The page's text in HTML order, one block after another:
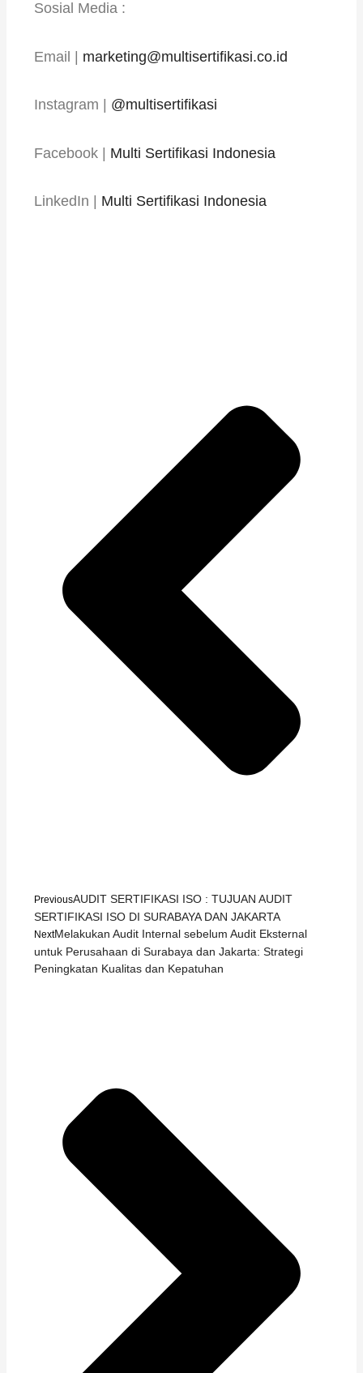
Sosial Media :
Email | marketing@multisertifikasi.co.id
Instagram | @multisertifikasi
Facebook | Multi Sertifikasi Indonesia
LinkedIn | Multi Sertifikasi Indonesia
PreviousAUDIT SERTIFIKASI ISO : TUJUAN AUDIT
SERTIFIKASI ISO DI SURABAYA DAN JAKARTA
NextMelakukan Audit Internal sebelum Audit Eksternal
untuk Perusahaan di Surabaya dan Jakarta: Strategi
Peningkatan Kualitas dan Kepatuhan